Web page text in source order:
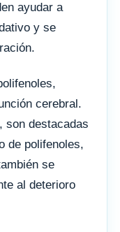
ayudar a
y se
cerebral.
son destacadas
de polifenoles,
se
al deterioro